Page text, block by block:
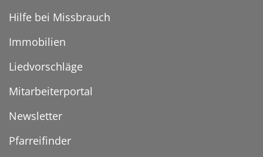
Hilfe bei Missbrauch
Immobilien
Liedvorschläge
Mitarbeiterportal
Newsletter
Pfarreifinder